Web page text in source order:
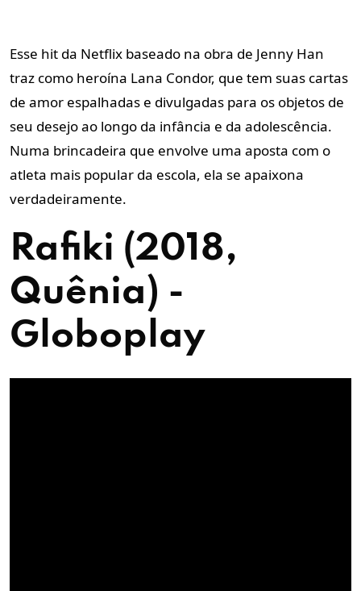
Esse hit da Netflix baseado na obra de Jenny Han
traz como heroína Lana Condor, que tem suas cartas
de amor espalhadas e divulgadas para os objetos de
seu desejo ao longo da infância e da adolescência.
Numa brincadeira que envolve uma aposta com o
atleta mais popular da escola, ela se apaixona
verdadeiramente.
Rafiki (2018,
Quênia) -
Globoplay